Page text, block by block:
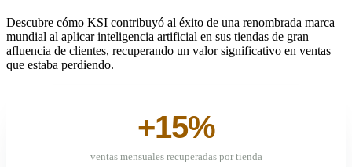
Descubre cómo KSI contribuyó al éxito de una renombrada marca
mundial al aplicar inteligencia artificial en sus tiendas de gran
afluencia de clientes, recuperando un valor significativo en ventas
que estaba perdiendo.
+15%
ventas mensuales recuperadas por tienda